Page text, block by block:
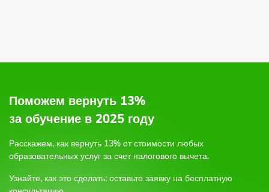
по форме обратной связи на сайте,
3.
4.
5.
Поможем вернуть 13%
за обучение в 2025 году
Расскажем, как вернуть 13% от стоимости любых
образовательных услуг за счет налогового вычета.
Узнайте, как это сделать: оставьте заявку на бесплатную